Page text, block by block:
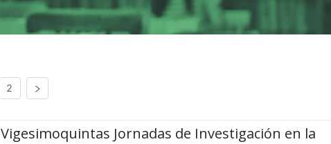
2
Vigesimoquintas Jornadas de Investigación en la